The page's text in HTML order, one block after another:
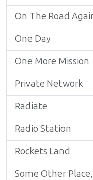
On The Road
One Day
One More Mission
Private Network
Radiate
Radio Station
Rockets Land
Some Other